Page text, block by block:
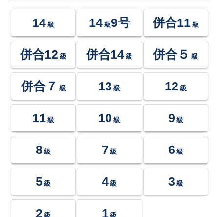
14 級 14級9号 併合11 級
併合12 級 併合14 級 併合５ 級
併合７ 級 13 級 12 級
11 級 10 級 9 級
8 級 7 級 6 級
5 級 4 級 3 級
2 級 1 級